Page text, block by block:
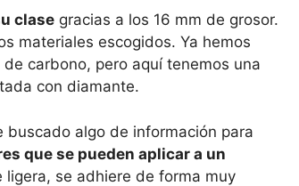
clase gracias a los 16 mm de grosor.
materiales escogidos. Ya hemos
carbono, pero aquí tenemos una
con diamante.
algo de información para
que se pueden aplicar a un
se adhiere de forma muy